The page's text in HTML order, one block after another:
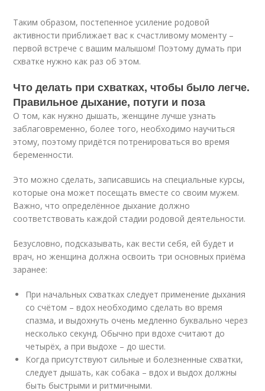
Таким образом, постепенное усиление родовой
активности приближает вас к счастливому моменту –
первой встрече с вашим малышом! Поэтому думать при
схватке нужно как раз об этом.
Что делать при схватках, чтобы было легче.
Правильное дыхание, потуги и поза
О том, как нужно дышать, женщине лучше узнать
заблаговременно, более того, необходимо научиться
этому, поэтому придётся потренироваться во время
беременности.
Это можно сделать, записавшись на специальные курсы,
которые она может посещать вместе со своим мужем.
Важно, что определённое дыхание должно
соответствовать каждой стадии родовой деятельности.
Безусловно, подсказывать, как вести себя, ей будет и
врач, но женщина должна освоить три основных приёма
заранее:
При начальных схватках следует применение дыхания
со счётом – вдох необходимо сделать во время
спазма, и выдохнуть очень медленно буквально через
несколько секунд. Обычно при вдохе считают до
четырёх, а при выдохе – до шести.
Когда присутствуют сильные и болезненные схватки,
следует дышать, как собака – вдох и выдох должны
быть быстрыми и ритмичными.